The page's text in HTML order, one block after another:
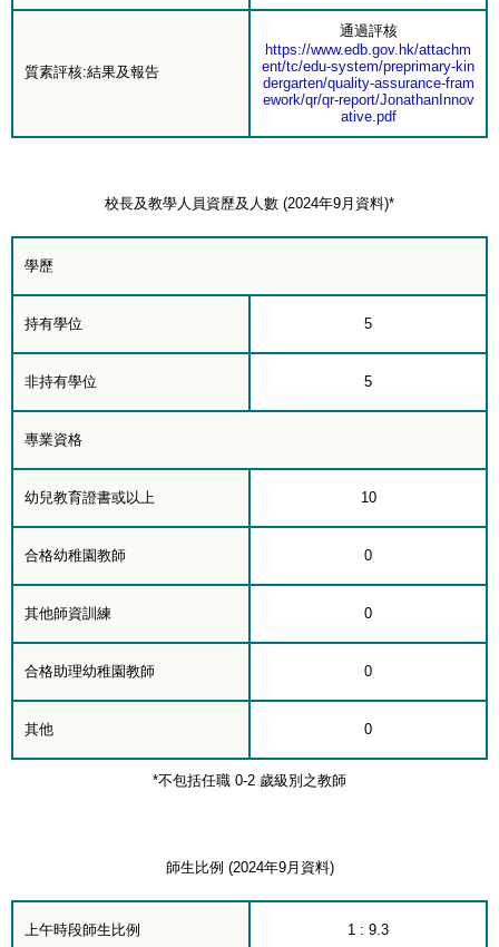
質素評核:結果及報告
通過評核
https://www.edb.gov.hk/attachm
ent/tc/edu-system/preprimary-kin
dergarten/quality-assurance-fram
ework/qr/qr-report/JonathanInnov
ative.pdf
校長及教學人員資歷及人數 (2024年9月資料)*
學歷
持有學位 5
非持有學位 5
專業資格
幼兒教育證書或以上 10
合格幼稚園教師 0
其他師資訓練 0
合格助理幼稚園教師 0
其他 0
*不包括任職 0-2 歲級別之教師
師生比例 (2024年9月資料)
上午時段師生比例 1 : 9.3